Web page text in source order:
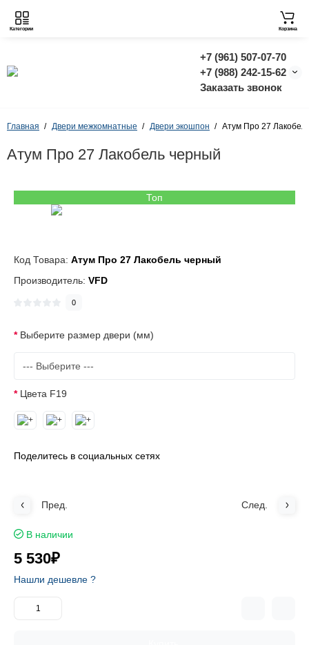
+7 (961) 507-07-70
+7 (988) 242-15-62
Заказать звонок
Категории Корзина
Главная Двери межкомнатные Двери экошпон Атум Про 27
Атум Про 27 Лакобель черный
Топ
Код Товара: Атум Про 27 Лакобель черный
Производитель: VFD
0
Выберите размер двери (мм)
Цвета F19
Поделитесь в социальных сетях
Пред. След.
В наличии
5 530₽
Нашли дешевле ?